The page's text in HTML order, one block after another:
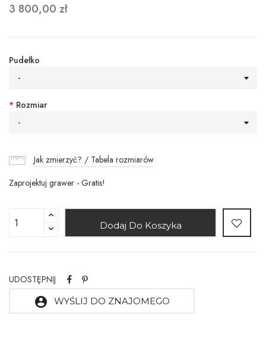
3 800,00 zł
Pudełko
-
* Rozmiar
-
Jak zmierzyć? / Tabela rozmiarów
Zaprojektuj grawer - Gratis!
Dodaj Do Koszyka
UDOSTĘPNIJ
account_circle WYŚLIJ DO ZNAJOMEGO